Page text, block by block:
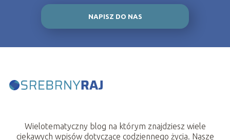
NAPISZ DO NAS
Wielotematyczny blog na którym znajdziesz wiele
ciekawych wpisów dotyczące codziennego życia. Nasze